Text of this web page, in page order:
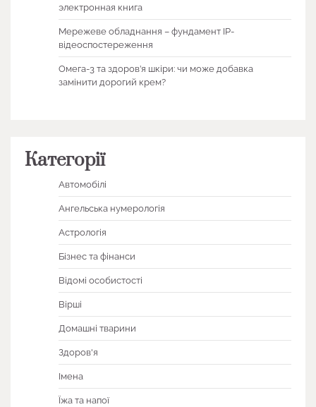
электронная книга
Мережеве обладнання – фундамент IP-
відеоспостереження
Омега-3 та здоров’я шкіри: чи може добавка
замінити дорогий крем?
Категорії
Автомобілі
Ангельська нумерологія
Астрологія
Бізнес та фінанси
Відомі особистості
Вірші
Домашні тварини
Здоров'я
Імена
Їжа та напої